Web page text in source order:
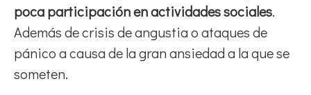
poca participación en actividades sociales.
Además de crisis de angustia o ataques de
pánico a causa de la gran ansiedad a la que se
someten.